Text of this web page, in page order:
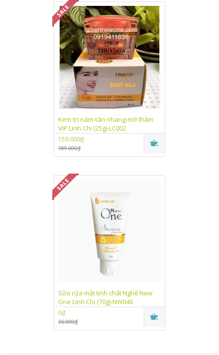
Kem trị nám-tàn nhang-mờ thâm
VIP Linh Chi (25g)-LC002
159.000₫
189.000₫
Sữa rửa mặt tinh chất Nghệ New
One Linh Chi (70g)-NW046
0₫
36.000₫